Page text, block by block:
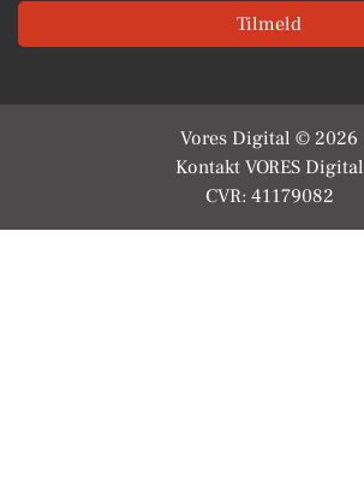
Tilmeld
Vores Digital © 2026
Kontakt VORES Digital
CVR: 41179082